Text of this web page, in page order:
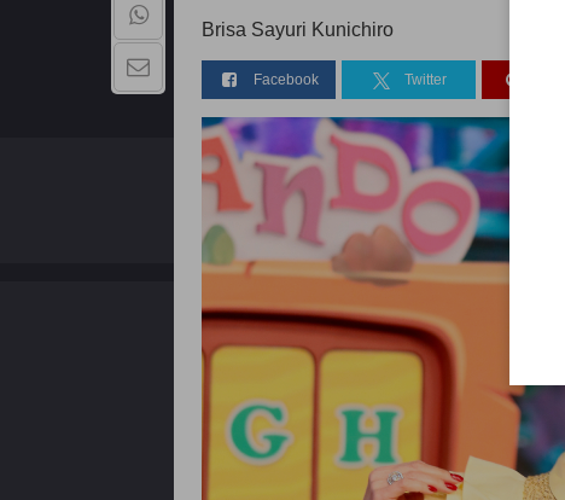
Brisa Sayuri Kunichiro
Facebook Twitter
QUEM SOMOS
Copyright - 2026 | Todos os direitos reservados